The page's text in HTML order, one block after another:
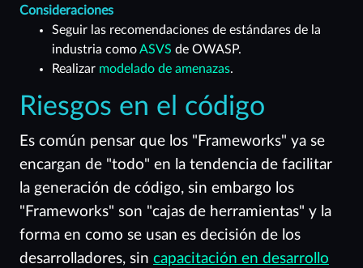
Consideraciones
Seguir las recomendaciones de estándares de la
industria comoASVS de OWASP.
Realizar modelado de amenazas.
Riesgos en el código
Es común pensar que los "Frameworks" ya se
encargan de "todo" en la tendencia de facilitar
la generación de código, sin embargo los
"Frameworks" son "cajas de herramientas" y la
forma en como se usan es decisión de los
desarrolladores, sin capacitación en desarrollo